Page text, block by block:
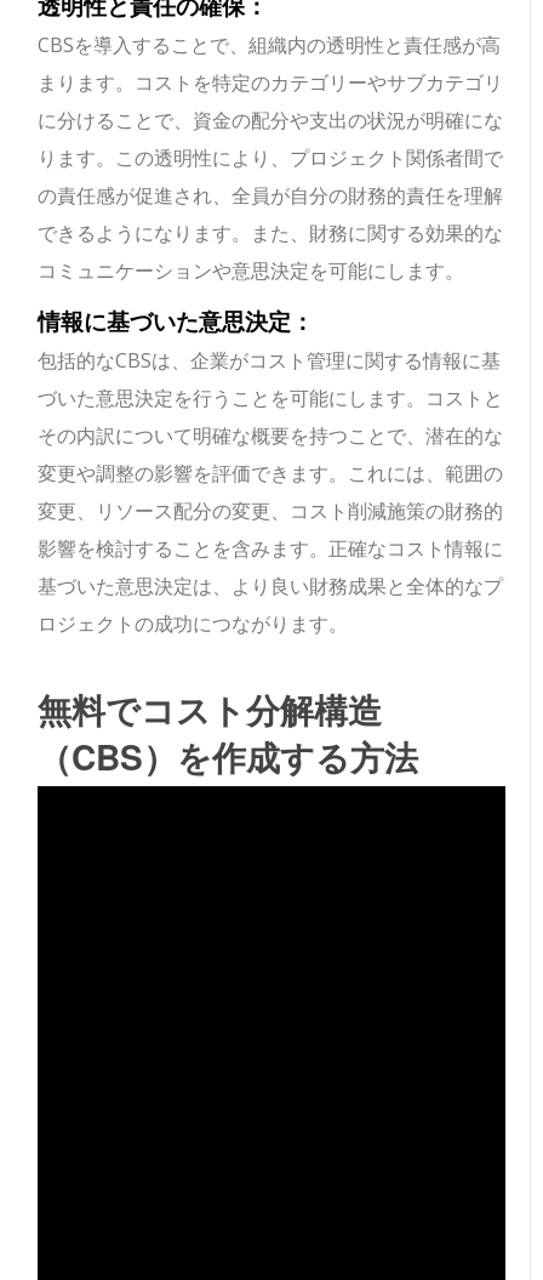
CBSを導入することで、組織内の透明性と責任感が高
まります。コストを特定のカテゴリーやサブカテゴリ
に分けることで、資金の配分や支出の状況が明確にな
ります。この透明性により、プロジェクト関係者間で
の責任感が促進され、全員が自分の財務的責任を理解
できるようになります。また、財務に関する効果的な
コミュニケーションや意思決定を可能にします。
情報に基づいた意思決定：
包括的なCBSは、企業がコスト管理に関する情報に基
づいた意思決定を行うことを可能にします。コストと
その内訳について明確な概要を持つことで、潜在的な
変更や調整の影響を評価できます。これには、範囲の
変更、リソース配分の変更、コスト削減施策の財務的
影響を検討することを含みます。正確なコスト情報に
基づいた意思決定は、より良い財務成果と全体的なプ
ロジェクトの成功につながります。
無料でコスト分解構造
（CBS）を作成する方法